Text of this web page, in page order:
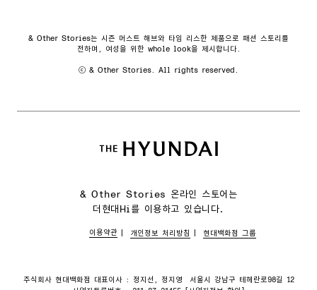
& Other Stories는 시즌 머스트 해브와 타임 리스한 제품으로 패션 스토리를
전하며, 여성을 위한 whole look을 제시합니다.
ⓒ & Other Stories. All rights reserved.
& Other Stories 온라인 스토어는
더현대Hi를 이용하고 있습니다.
이용약관 개인정보 처리방침 현대백화점 그룹
주식회사 현대백화점 대표이사 : 정지선, 정지영
서울시 강남구 테헤란로98길 12